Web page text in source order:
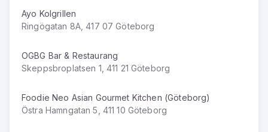
Ayo Kolgrillen
Ringögatan 8A, 417 07 Göteborg
OGBG Bar & Restaurang
Skeppsbroplatsen 1, 411 21 Göteborg
Foodie Neo Asian Gourmet Kitchen (Göteborg)
Östra Hamngatan 5, 411 10 Göteborg